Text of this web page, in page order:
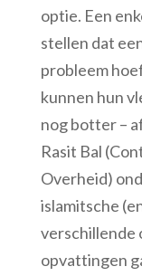
optie. Een
stellen dat
probleem
kunnen hun
nog botter –
Rasit Bal
Overheid)
islamitsche
verschillende
opvattingen